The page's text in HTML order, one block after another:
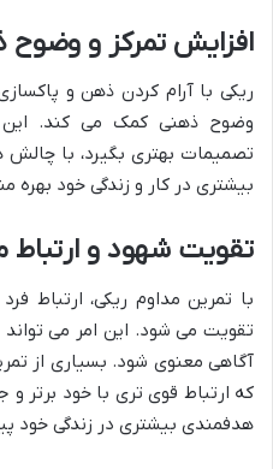
افزایش تمرکز و
ریکی با آرام کردن ذهن و
وضوح ذهنی کمک می کند. این
تصمیمات بهتری بگیرد، با چالش
بیشتری در کار و زندگی خود بهره
تقویت شهود و ارتباط
با تمرین مداوم ریکی،
تقویت می شود. این امر می
آگاهی معنوی شود. بسیاری از
که ارتباط قوی تری با خود برتر
هدفمندی بیشتری در زندگی خود